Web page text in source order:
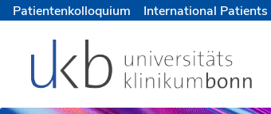
Patientenkolloquium International Patients